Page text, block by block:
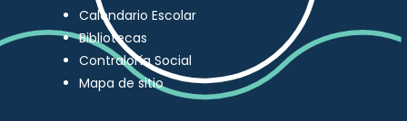
Calendario Escolar
Bibliotecas
Contraloría Social
Mapa de sitio